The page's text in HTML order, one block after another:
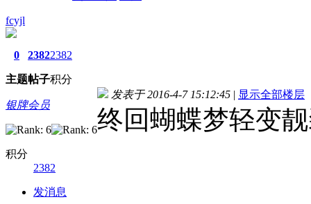
fcyjl
0
主题
2382
帖子
2382
积分
银牌会员
积分
2382
发消息
发表于 2016-4-7 15:12:45 | 显示全部楼层
终回蝴蝶梦轻变